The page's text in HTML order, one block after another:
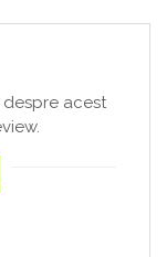
despre acest